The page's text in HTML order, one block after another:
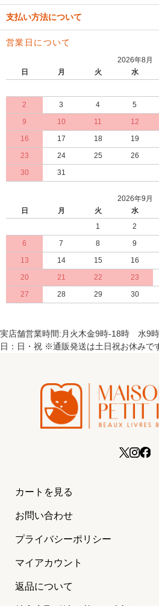
支払い方法について
営業日について
2026年8月
日
月 火 水
2
3 4 5
9
10 11 12
16
17 18 19
23
24 25 26
30
31
2026年9月
日
月 火 水
1
2
6
7 8 9
13
14 15 16
20
21 22 23
27
28 29 30
実店舗営業時間:月火木金9時-18時 水9
日：日・祝 ※通販発送は土日祝お休みで
カートを見る
お問い合わせ
プライバシーポリシー
マイアカウント
返品について